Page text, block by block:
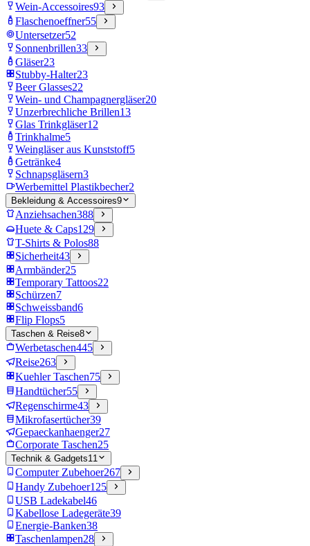
Wein-Accessoires93
Flaschenoeffner55
Untersetzer52
Sonnenbrillen33
Gläser23
Stubby-Halter23
Beer Glasses22
Wein- und Champagnergläser20
Unzerbrechliche Brillen13
Glas Trinkgläser12
Trinkhalme5
Weingläser aus Kunststoff5
Getränke4
Schnapsgläsern3
Werbemittel Plastikbecher2
Bekleidung & Accessoires9
Anziehsachen388
Huete & Caps129
T-Shirts & Polos88
Sicherheit43
Armbänder25
Temporary Tattoos22
Schürzen7
Schweissband6
Flip Flops5
Taschen & Reise8
Werbetaschen445
Reise263
Kuehler Taschen75
Handtücher55
Regenschirme43
Mikrofasertücher39
Gepaeckanhaenger27
Corporate Taschen25
Technik & Gadgets11
Computer Zubehoer267
Handy Zubehoer125
USB Ladekabel46
Kabellose Ladegeräte39
Energie-Banken38
Taschenlampen28